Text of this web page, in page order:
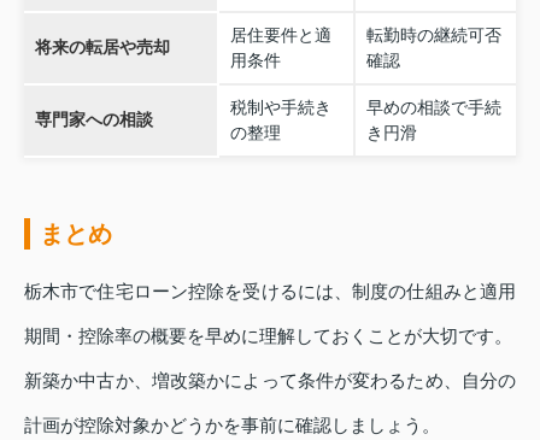
将来の転居や売却
居住要件と適
用条件
転勤時の継続可否
確認
専門家への相談
税制や手続き
の整理
早めの相談で手続
き円滑
まとめ
栃木市で住宅ローン控除を受けるには、制度の仕組みと適用
期間・控除率の概要を早めに理解しておくことが大切です。
新築か中古か、増改築かによって条件が変わるため、自分の
計画が控除対象かどうかを事前に確認しましょう。